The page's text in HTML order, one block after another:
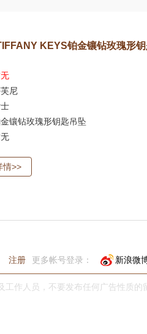
KEYS铂金镶钻玫瑰形
尼
镶钻玫瑰形钥匙吊坠
情>>
注册 更多帐号登录： 新浪微
作人员，不要发布任何广告性质的